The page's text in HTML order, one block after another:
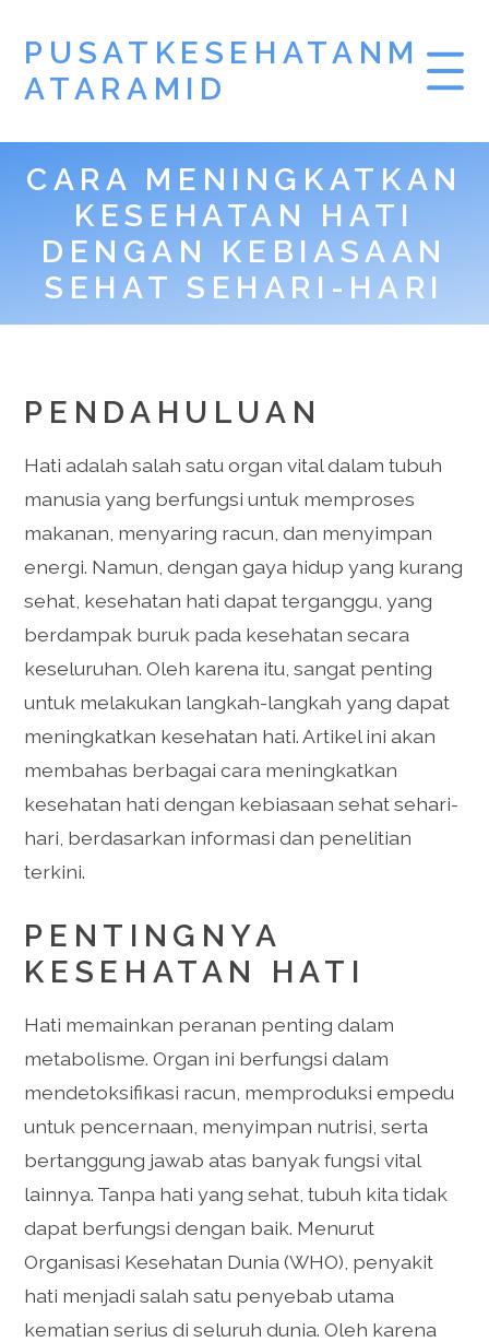
PUSATKESEHATANM
ATARAMID
CARA MENINGKATKAN
KESEHATAN HATI
DENGAN KEBIASAAN
SEHAT SEHARI-HARI
PENDAHULUAN
Hati adalah salah satu organ vital dalam tubuh
manusia yang berfungsi untuk memproses
makanan, menyaring racun, dan menyimpan
energi. Namun, dengan gaya hidup yang kurang
sehat, kesehatan hati dapat terganggu, yang
berdampak buruk pada kesehatan secara
keseluruhan. Oleh karena itu, sangat penting
untuk melakukan langkah-langkah yang dapat
meningkatkan kesehatan hati. Artikel ini akan
membahas berbagai cara meningkatkan
kesehatan hati dengan kebiasaan sehat sehari-
hari, berdasarkan informasi dan penelitian
terkini.
PENTINGNYA
KESEHATAN HATI
Hati memainkan peranan penting dalam
metabolisme. Organ ini berfungsi dalam
mendetoksifikasi racun, memproduksi empedu
untuk pencernaan, menyimpan nutrisi, serta
bertanggung jawab atas banyak fungsi vital
lainnya. Tanpa hati yang sehat, tubuh kita tidak
dapat berfungsi dengan baik. Menurut
Organisasi Kesehatan Dunia (WHO), penyakit
hati menjadi salah satu penyebab utama
kematian serius di seluruh dunia. Oleh karena